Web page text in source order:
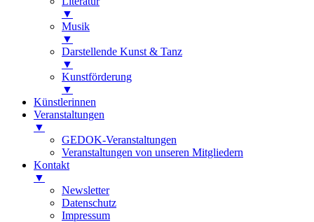
▼
Musik
▼
Darstellende Kunst & Tanz
▼
Kunstförderung
▼
Künstlerinnen
Veranstaltungen
▼
GEDOK-Veranstaltungen
Veranstaltungen von unseren Mitgliedern
Kontakt
▼
Newsletter
Datenschutz
Impressum